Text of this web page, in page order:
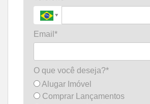
Email*
O que você deseja?*
Alugar Imóvel
Comprar Lançamentos